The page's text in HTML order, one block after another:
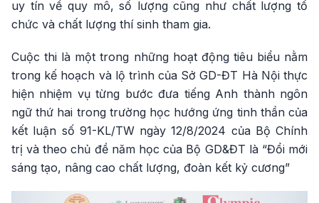
uy tín về quy mô, số lượng cũng như chất lượng tổ
chức và chất lượng thí sinh tham gia.
Cuộc thi là một trong những hoạt động tiêu biểu nằm
trong kế hoạch và lộ trình của Sở GD-ĐT Hà Nội thực
hiện nhiệm vụ từng bước đưa tiếng Anh thành ngôn
ngữ thứ hai trong trường học hướng ứng tinh thần của
kết luận số 91-KL/TW ngày 12/8/2024 của Bộ Chính
trị và theo chủ đề năm học của Bộ GD&ĐT là “Đổi mới
sáng tạo, nâng cao chất lượng, đoàn kết kỷ cương”